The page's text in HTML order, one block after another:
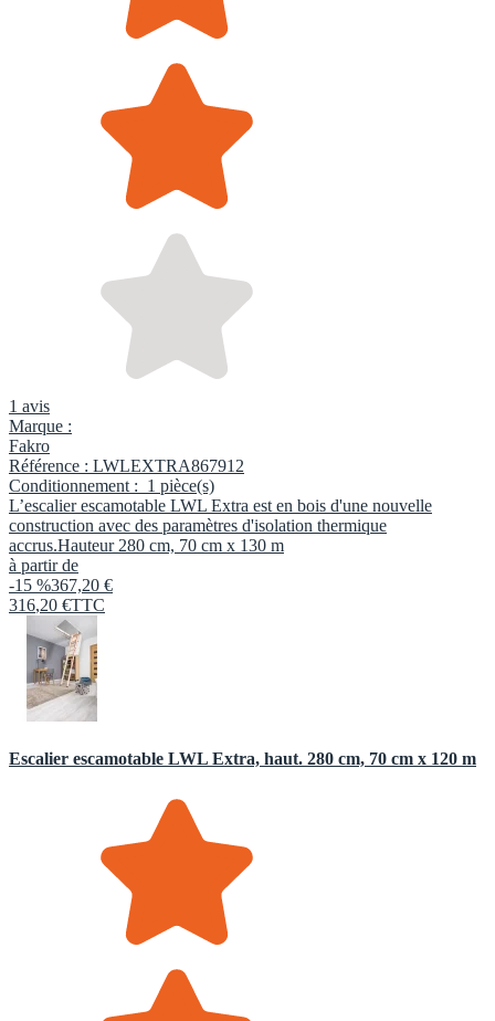
1 avis
Marque :
Fakro
Référence : LWLEXTRA867912
Conditionnement : 1 pièce(s)
L’escalier escamotable LWL Extra est en bois d'une nouvelle
construction avec des paramètres d'isolation thermique
accrus.Hauteur 280 cm, 70 cm x 130 m
à partir de
-15 %367,20 €
316,20 €TTC
Escalier escamotable LWL Extra, haut. 280 cm, 70 cm x 120 m